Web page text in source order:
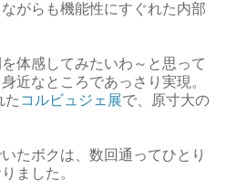
がらも機能性にすぐれた内部
体感してみたいわ～と思って
近なところであっさり実現。
た コルビュジェ展で、原寸大の
たボクは、数回通ってひとり
ました。